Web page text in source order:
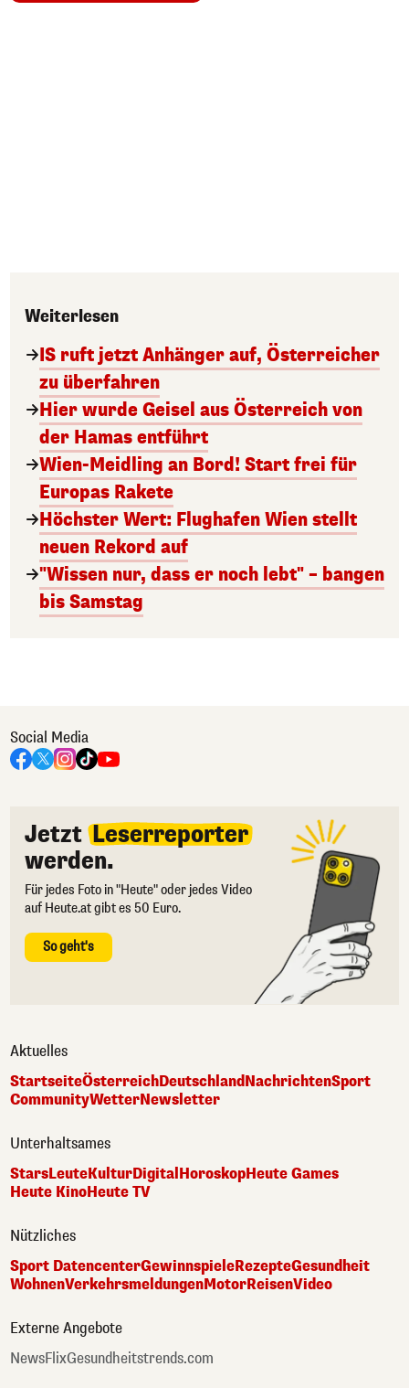
Weiterlesen
IS ruft jetzt Anhänger auf, Österreicher
zu überfahren
Hier wurde Geisel aus Österreich von
der Hamas entführt
Wien-Meidling an Bord! Start frei für
Europas Rakete
Höchster Wert: Flughafen Wien stellt
neuen Rekord auf
"Wissen nur, dass er noch lebt" – bangen
bis Samstag
Social Media
Jetzt Leserreporter
werden.
Für jedes Foto in "Heute" oder jedes Video
auf Heute.at gibt es 50 Euro.
So geht's
Aktuelles
StartseiteÖsterreichDeutschlandNachrichtenSport
CommunityWetterNewsletter
Unterhaltsames
StarsLeuteKulturDigital HoroskopHeute Games
Heute KinoHeute TV
Nützliches
Sport DatencenterGewinnspieleRezepteGesundheit
WohnenVerkehrsmeldungenMotorReisenVideo
Externe Angebote
NewsFlixGesundheitstrends.com